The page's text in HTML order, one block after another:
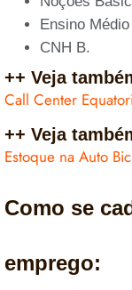
Ensino
CNH B.
++ Veja
Call Center
++ Veja
Estoque na Auto
Como se
emprego: